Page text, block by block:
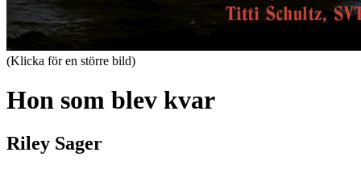
(Klicka för en större bild)
Hon som blev kvar
Riley Sager